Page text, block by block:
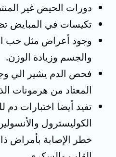
دورات الحيض غير
تكيسات في المبايض
وجود أعراض مثل حب
والجسم وزيادة الوزن.
فحص الدم يشير الي
المعتاد من هرمونات
تفيد أيضا اختبارات
الكوليسترول
خطر الإصابة بأمراض